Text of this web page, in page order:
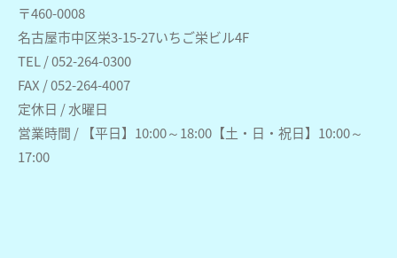
〒460-0008
名古屋市中区栄3-15-27いちご栄ビル4F
TEL / 052-264-0300
FAX / 052-264-4007
定休日 / 水曜日
営業時間 / 【平日】10:00～18:00【土・日・祝日】10:00～
17:00